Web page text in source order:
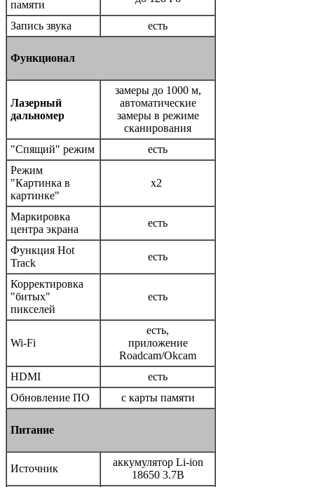
памяти
Запись звука есть
Функционал
Лазерный
дальномер
замеры до 1000 м,
автоматические
замеры в режиме
сканирования
"Спящий" режим
есть
Режим
"Картинка в
картинке"
x2
Маркировка
центра экрана
есть
Функция Hot
Track
есть
Корректировка
"битых"
пикселей
есть
Wi-Fi
есть,
приложение
Roadcam/Okcam
HDMI
есть
Обновление ПО
с карты памяти
Питание
Источник
аккумулятор Li-ion
18650 3.7В